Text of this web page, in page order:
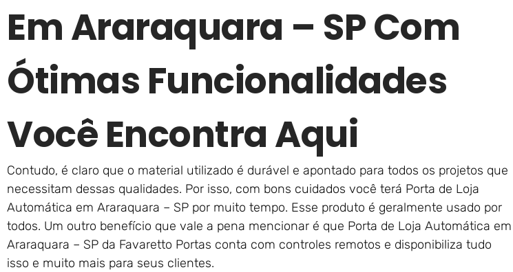
Em Araraquara – SP Com
Ótimas Funcionalidades
Você Encontra Aqui
Contudo, é claro que o material utilizado é durável e apontado para todos os projetos que
necessitam dessas qualidades. Por isso, com bons cuidados você terá Porta de Loja
Automática em Araraquara – SP por muito tempo. Esse produto é geralmente usado por
todos. Um outro benefício que vale a pena mencionar é que Porta de Loja Automática em
Araraquara – SP da Favaretto Portas conta com controles remotos e disponibiliza tudo
isso e muito mais para seus clientes.